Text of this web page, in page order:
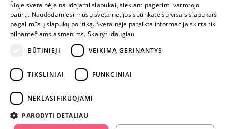
NENUSTOK
ŽAISTI
+370 600 84088
info@fantazijos.lt
instagram.com/fantazijos.lt
Šioje svetainėje naudojami slapukai, siekiant pagerinti vartotojo
patirtį. Naudodamiesi mūsų svetaine, jūs sutinkate su visais slapukais
pagal mūsų slapukų politiką. Svetainėje pateikta informacija skirta tik
pilnamečiams asmenims. Skaityti daugiau
BŪTINIEJI
VEIKIMĄ GERINANTYS
TIKSLINIAI FUNKCINIAI
NEKLASIFIKUOJAMI
PARODYTI DETALIAU